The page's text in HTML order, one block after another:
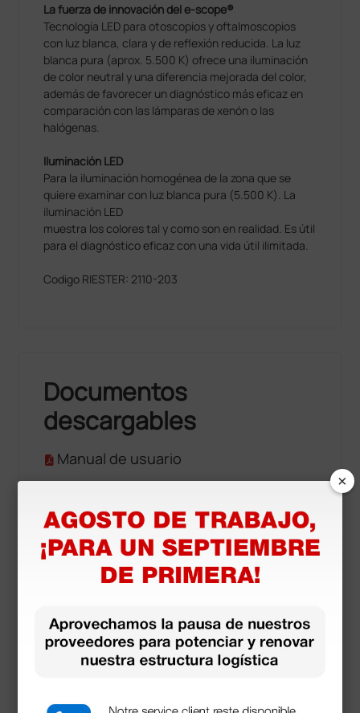
La fuerza de innovación del e-scope®
Tecnología LED para otoscopios y oftalmoscopios
con luz blanca, clara y de reflexión reducida. La luz
blanca pura (aprox. 5.500 K) ofrece una iluminación
de color neutral y una diferencia mejorada del color,
además de favorecer un diagnóstico más eficaz en
comparación con las lámparas de xenón o las
halógenas.
Iluminación LED
Para la iluminación homogénea de la zona que se
quiere examinar con luz blanca pura (5.500 K). La
iluminación LED
muestra los colores tal y como son en realidad. Es útil
para el diagnóstico eficaz con una vida útil ilimitada.
Codigo RIESTER: 2110-203
Documentos
descargables
Manual de usuario
Accesorios
×